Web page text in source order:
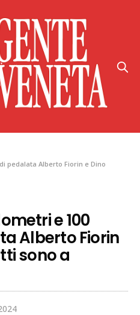
pedalata Alberto Fiorin e Dino
e 100
Alberto Fiorin
sono a